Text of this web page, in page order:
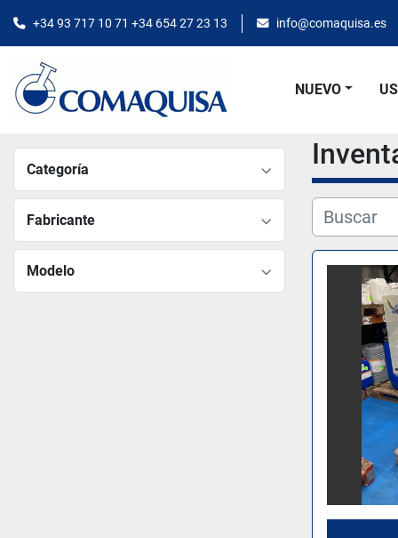
+34 93 717 10 71 +34 654 27 23 13 info@comaquisa.es
NUEVO
Categoría
Fabricante
Modelo